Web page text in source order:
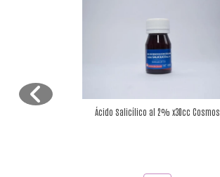
Ácido Salicílico al 2% x30cc Cosmos